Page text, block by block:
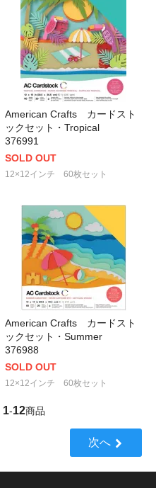
American Crafts カードスト
ックセット・Tropical
376991
SOLD OUT
12×12インチ 60枚セット
American Crafts カードスト
ックセット・Summer
376988
SOLD OUT
12×12インチ 60枚セット
1-12商品
次へ